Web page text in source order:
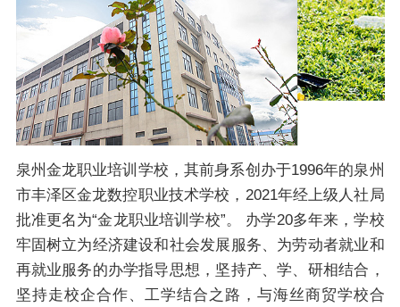
泉州金龙职业培训学校，其前身系创办于1996年的泉州
市丰泽区金龙数控职业技术学校，2021年经上级人社局
批准更名为“金龙职业培训学校”。 办学20多年来，学校
牢固树立为经济建设和社会发展服务、为劳动者就业和
再就业服务的办学指导思想，坚持产、学、研相结合，
坚持走校企合作、工学结合之路，与海丝商贸学校合